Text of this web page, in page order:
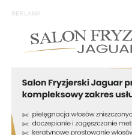
REKLAMA